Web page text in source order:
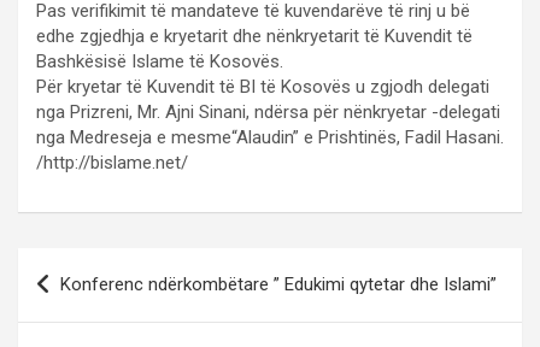
Pas verifikimit të mandateve të kuvendarëve të rinj u bë
edhe zgjedhja e kryetarit dhe nënkryetarit të Kuvendit të
Bashkësisë Islame të Kosovës.
Për kryetar të Kuvendit të BI të Kosovës u zgjodh delegati
nga Prizreni, Mr. Ajni Sinani, ndërsa për nënkryetar -delegati
nga Medreseja e mesme“Alaudin” e Prishtinës, Fadil Hasani.
/http://bislame.net/
Post
navigation
Konferenc ndërkombëtare ” Edukimi qytetar dhe Islami”